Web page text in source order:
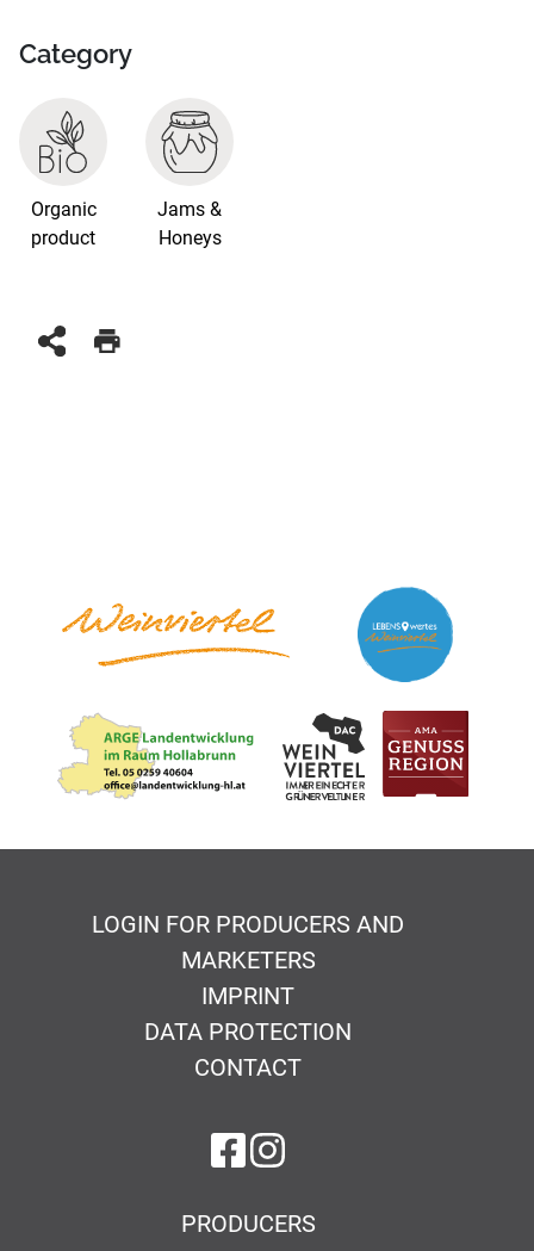
Category
Organic
product
Jams &
Honeys
LOGIN FOR PRODUCERS AND
MARKETERS
IMPRINT
DATA PROTECTION
CONTACT
on Facebook
on Instagram
PRODUCERS